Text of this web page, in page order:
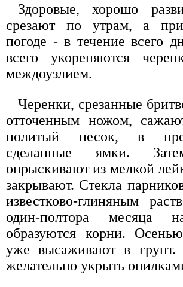
Здоровые, хорошо
срезают по утрам, а
погоде - в течение всего
всего укореняются
междоузлием.
Черенки, срезанные
отточенным ножом,
политый песок, в
сделанные ямки.
опрыскивают из мелкой
закрывают. Стекла
известково-глиняным
один-полтора месяца
образуются корни.
уже высаживают в
желательно укрыть